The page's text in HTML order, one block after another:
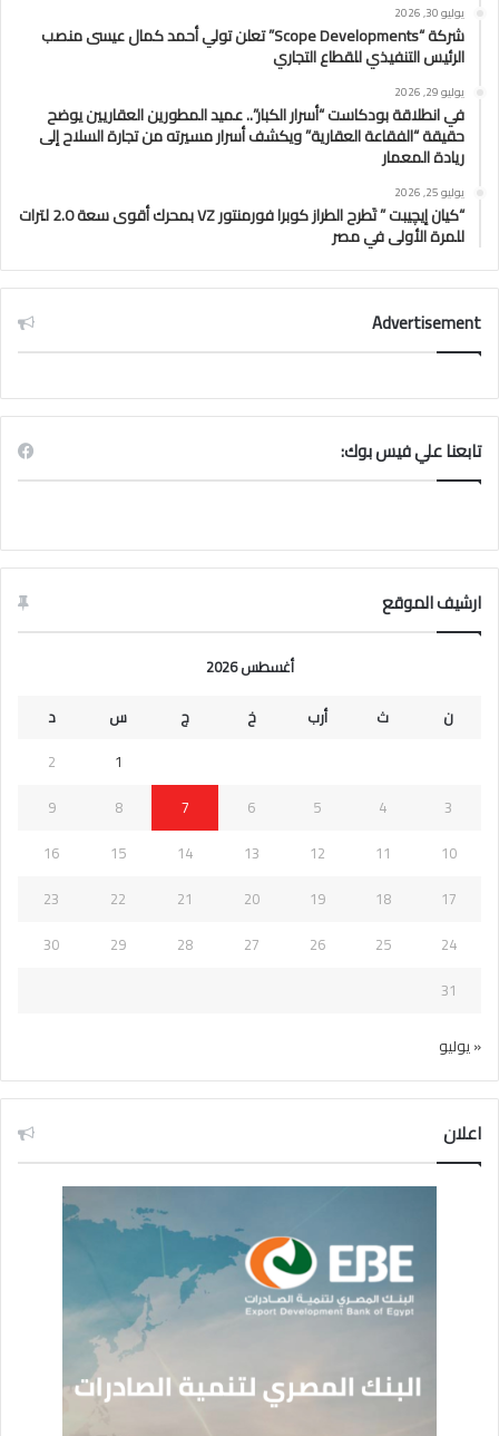
يوليو 30, 2026
شركة “Scope Developments” تعلن تولي أحمد كمال عيسى منصب
الرئيس التنفيذي للقطاع التجاري
يوليو 29, 2026
في انطلاقة بودكاست “أسرار الكبار”.. عميد المطورين العقاريين يوضح
حقيقة “الفقاعة العقارية” ويكشف أسرار مسيرته من تجارة السلاح إلى
ريادة المعمار
يوليو 25, 2026
“كيان إيچيبت ” تَطرح الطراز كوبرا فورمنتور VZ بمحرك أقوى سعة 2.0 لترات
للمرة الأولى في مصر
Advertisement
تابعنا علي فيس بوك:
ارشيف الموقع
أغسطس 2026
ن
ث أرب خ ج س
د
1
2
3
4
5
6
7
8
9
10
11
12
13
14
15
16
17
18
19
20
21
22
23
24
25
26
27
28
29
30
31
« يوليو
اعلان